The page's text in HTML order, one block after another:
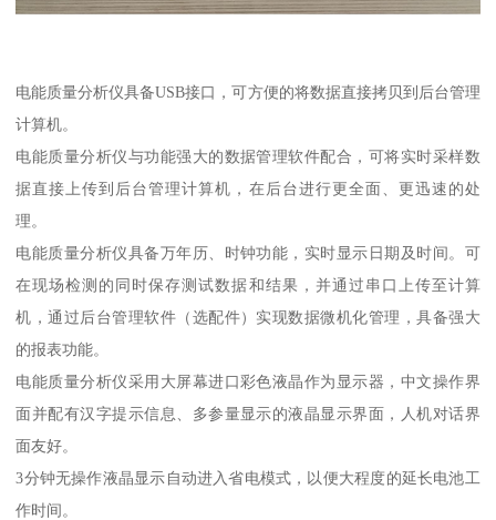
电能质量分析仪具备USB接口，可方便的将数据直接拷贝到后台管理
计算机。
电能质量分析仪与功能强大的数据管理软件配合，可将实时采样数
据直接上传到后台管理计算机，在后台进行更全面、更迅速的处
理。
电能质量分析仪具备万年历、时钟功能，实时显示日期及时间。可
在现场检测的同时保存测试数据和结果，并通过串口上传至计算
机，通过后台管理软件（选配件）实现数据微机化管理，具备强大
的报表功能。
电能质量分析仪采用大屏幕进口彩色液晶作为显示器，中文操作界
面并配有汉字提示信息、多参量显示的液晶显示界面，人机对话界
面友好。
3分钟无操作液晶显示自动进入省电模式，以便大程度的延长电池工
作时间。